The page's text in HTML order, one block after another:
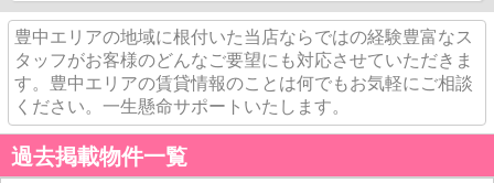
豊中エリアの地域に根付いた当店ならではの経験豊富なス
タッフがお客様のどんなご要望にも対応させていただきま
す。豊中エリアの賃貸情報のことは何でもお気軽にご相談
ください。一生懸命サポートいたします。
過去掲載物件一覧